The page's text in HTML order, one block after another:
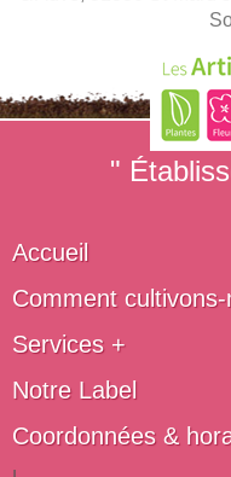
"
Accueil
Comment
Services +
Notre Label
Coordonnées &